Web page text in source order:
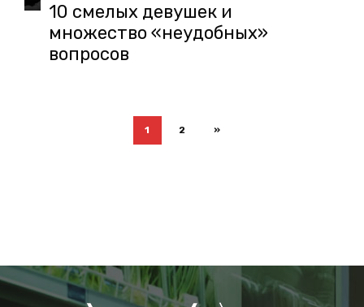
10 смелых девушек и
множество «неудобных»
вопросов
1 2 »